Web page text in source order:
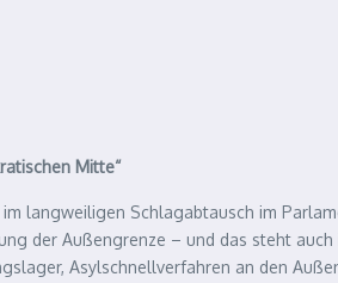
Mitte“
langweiligen Schlagabtausch im
der Außengrenze – und das steht
Asylschnellverfahren an den